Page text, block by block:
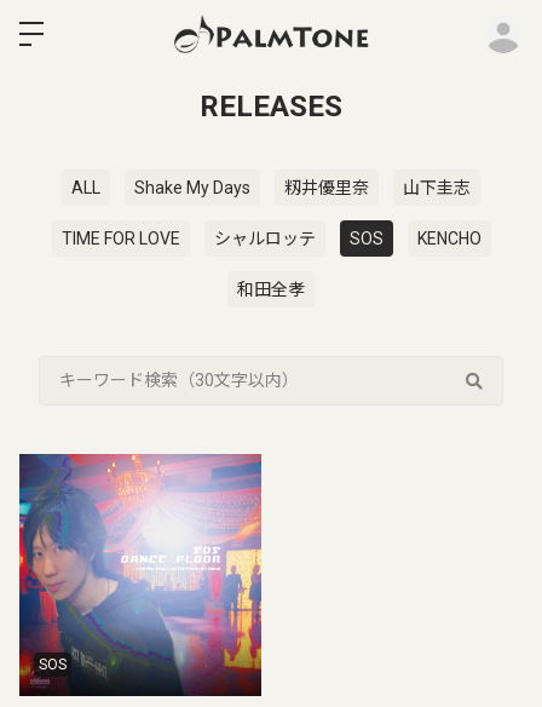
RELEASES
ALL Shake My Days 籾井優里奈 山下圭志
TIME FOR LOVE シャルロッテ SOS KENCHO
和田全孝
SOS